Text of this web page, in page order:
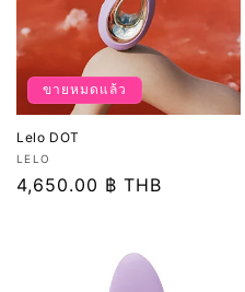
ขายหมดแล้ว
Lelo DOT
เวน
เด
LELO
ราคา
4,650.00 ฿ THB